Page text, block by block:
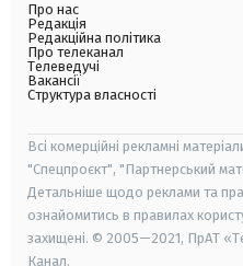
Про нас
Редакція
Редакційна політика
Про телеканал
Телеведучі
Вакансії
Структура власності
Всі комерційні рекламні
"Спецпроєкт", "Партнерський
Детальніше щодо реклами та
ознайомитись в правилах
захищені. © 2005—2021, ПрАТ
Канал.